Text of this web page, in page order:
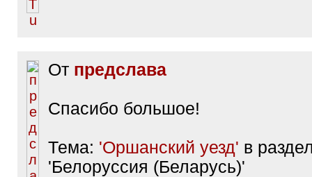
От предслава
Спасибо большое!
Тема: 'Оршанский уезд' в
'Белоруссия (Беларусь)'